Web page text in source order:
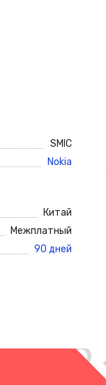
SMIC
Nokia
Китай
Межплатный
90 дней